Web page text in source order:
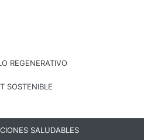
REGENERATIVO
SOSTENIBLE
SALUDABLES